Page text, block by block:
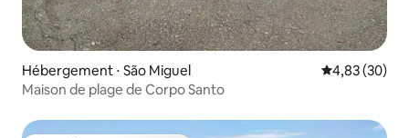
Hébergement ⋅ São Miguel Évaluation
4,83 (30)
Maison de plage de Corpo Santo